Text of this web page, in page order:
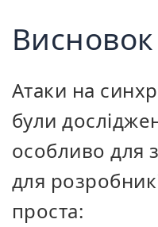
Висновок
Атаки на
були
особливо для
для
проста: